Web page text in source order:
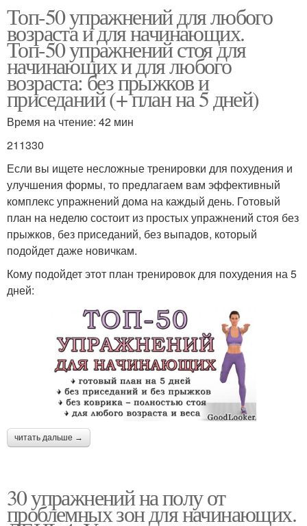
Топ-50 упражнений для любого
возраста и для начинающих.
Топ-50 упражнений стоя для
начинающих и для любого
возраста: без прыжков и
приседаний (+ план на 5 дней)
Время на чтение: 42 мин
211330
Если вы ищете несложные тренировки для похудения и
улучшения формы, то предлагаем вам эффективный
комплекс упражнений дома на каждый день. Готовый
план на неделю состоит из простых упражнений стоя без
прыжков, без приседаний, без выпадов, который
подойдет даже новичкам.
Кому подойдет этот план тренировок для похудения на 5
дней:
читать дальше →
30 упражнений на полу от
проблемных зон для начинающих.